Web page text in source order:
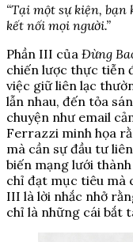
“Tại một sự kiện,
kết nối mọi người.”
Phần III của Đừng
chiến lược thực tiễn
việc giữ liên lạc
lẫn nhau, đến tỏa
chuyện như email
Ferrazzi minh họa
mà cần sự đầu tư
biến mạng lưới
chỉ đạt mục tiêu mà
III là lời nhắc nhở
chỉ là những cái bắt